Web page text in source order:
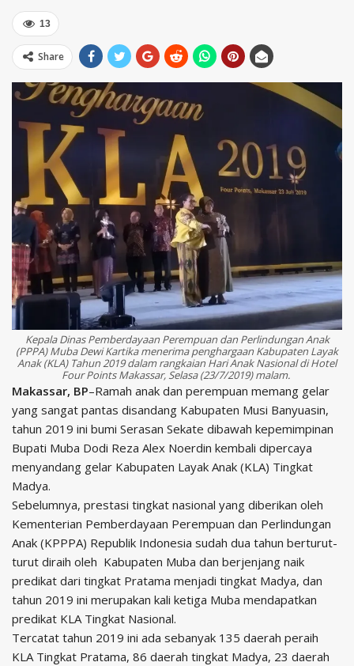
13
Share
Kepala Dinas Pemberdayaan Perempuan dan Perlindungan Anak
(PPPA) Muba Dewi Kartika menerima penghargaan Kabupaten Layak
Anak (KLA) Tahun 2019 dalam rangkaian Hari Anak Nasional di Hotel
Four Points Makassar, Selasa (23/7/2019) malam.
Makassar, BP–Ramah anak dan perempuan memang gelar
yang sangat pantas disandang Kabupaten Musi Banyuasin,
tahun 2019 ini bumi Serasan Sekate dibawah kepemimpinan
Bupati Muba Dodi Reza Alex Noerdin kembali dipercaya
menyandang gelar Kabupaten Layak Anak (KLA) Tingkat
Madya.
Sebelumnya, prestasi tingkat nasional yang diberikan oleh
Kementerian Pemberdayaan Perempuan dan Perlindungan
Anak (KPPPA) Republik Indonesia sudah dua tahun berturut-
turut diraih oleh Kabupaten Muba dan berjenjang naik
predikat dari tingkat Pratama menjadi tingkat Madya, dan
tahun 2019 ini merupakan kali ketiga Muba mendapatkan
predikat KLA Tingkat Nasional.
Tercatat tahun 2019 ini ada sebanyak 135 daerah peraih
KLA Tingkat Pratama, 86 daerah tingkat Madya, 23 daerah